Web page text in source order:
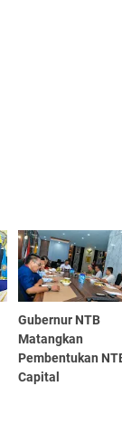
Gubernur NTB
Matangkan
Pembentukan
Capital